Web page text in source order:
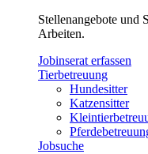
Stellenangebote und
Arbeiten.
Jobinserat erfassen
Tierbetreuung
Hundesitter
Katzensitter
Jobsuche